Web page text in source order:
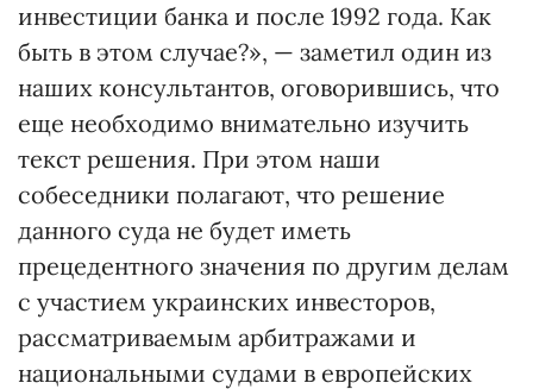
инвестиции банка и после 1992 года. Как
быть в этом случае?», — заметил один из
наших консультантов, оговорившись, что
еще необходимо внимательно изучить
текст решения. При этом наши
собеседники полагают, что решение
данного суда не будет иметь
прецедентного значения по другим делам
с участием украинских инвесторов,
рассматриваемым арбитражами и
национальными судами в европейских